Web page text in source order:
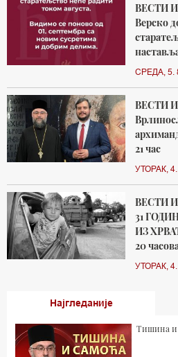
ВЕСТИ
Верско
СРЕДА, 5.
ВЕСТИ
21 час
УТОРАК,
ВЕСТИ
31
ИЗ
20
УТОРАК,
Најгледаније
Тишина и